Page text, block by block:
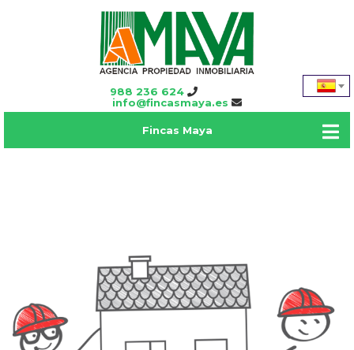
988 236 624
info@fincasmaya.es
Fincas Maya